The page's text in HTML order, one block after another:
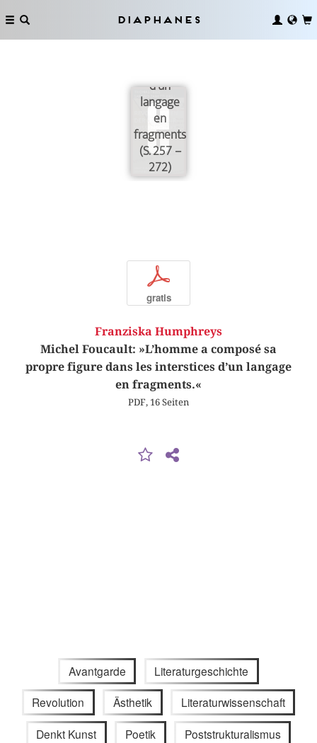
Diaphanes
sa propre
figure
d’un
langage
en
fragments.«
(S. 257 –
272)
p
gratis
Franziska Humphreys
Michel Foucault: »L’homme a composé sa
propre figure dans les interstices d’un langage
en fragments.«
PDF, 16 Seiten
Avantgarde Literaturgeschichte
Revolution Ästhetik Literaturwissenschaft
Denkt Kunst Poetik Poststrukturalismus